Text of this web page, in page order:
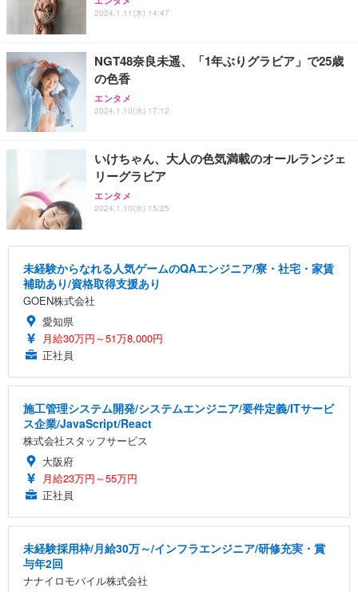
2024.1.11(木) 14:47
NGT48奈良未遥、「1年ぶりグラビア」で25歳
の色香
エンタメ
2024.1.10(水) 17:12
いけちゃん、大人の色気満載のオールランジェ
リーグラビア
エンタメ
2024.1.10(水) 15:25
未経験からなれる人気ゲームのQAエンジニア/寮・社宅・家賃
補助あり/資格取得支援あり
GOEN株式会社
愛知県
月給30万円～51万8,000円
正社員
施工管理システム開発/システムエンジニア/要件定義/ITサービ
ス企業/JavaScript/React
株式会社スタッフサービス
大阪府
月給23万円～55万円
正社員
未経験採用枠/月給30万～/インフラエンジニア/研修充実・賞
与年2回
ナナイロモバイル株式会社